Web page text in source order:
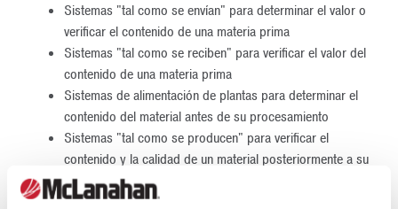
Sistemas "tal como se envían" para determinar el valor o
verificar el contenido de una materia prima
Sistemas "tal como se reciben" para verificar el valor del
contenido de una materia prima
Sistemas de alimentación de plantas para determinar el
contenido del material antes de su procesamiento
Sistemas "tal como se producen" para verificar el
contenido y la calidad de un material posteriormente a su
procesamiento
Diferentes ubicaciones dentro de una planta, según la